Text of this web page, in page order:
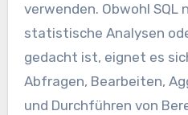
verwenden. Obwohl SQL
statistische Analysen
gedacht ist, eignet es
Abfragen, Bearbeiten,
und Durchführen von